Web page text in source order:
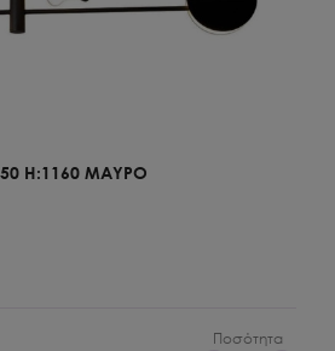
H:1160 ΜΑΥΡΟ
Ποσότητα